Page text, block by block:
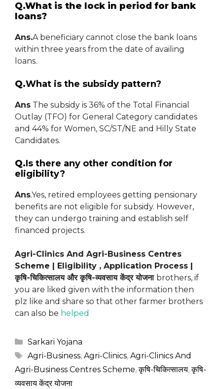
Q.What is the lock in period for bank
loans?
Ans.A beneficiary cannot close the bank loans
within three years from the date of availing
loans.
Q.What is the subsidy pattern?
Ans The subsidy is 36% of the Total Financial
Outlay (TFO) for General Category candidates
and 44% for Women, SC/ST/NE and Hilly State
Candidates.
Q.Is there any other condition for
eligibility?
Ans.Yes, retired employees getting pensionary
benefits are not eligible for subsidy. However,
they can undergo training and establish self
financed projects.
Agri-Clinics And Agri-Business Centres
Scheme | Eligibility , Application Process |
कृषि-चिकित्‍सालय और कृषि-व्यवसाय केंद्र योजना brothers, if
you are liked given with the information then
plz like and share so that other farmer brothers
can also be helped
Categories
Sarkari Yojana
Tags
Agri-Business, Agri-Clinics, Agri-Clinics And
Agri-Business Centres Scheme,कृषि-चिकित्‍सालय,कृषि-
व्यवसाय केंद्र योजना